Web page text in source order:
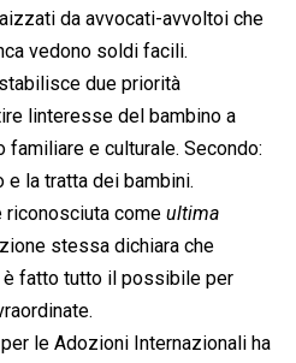
da avvocati-avvoltoi che
vedono soldi facili.
due priorità
linteresse del bambino a
e culturale. Secondo:
la tratta dei bambini.
come  ultima
stessa dichiara che
è fatto tutto il possibile per
le Adozioni Internazionali ha